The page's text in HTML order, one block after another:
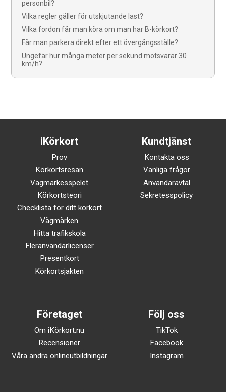
personbil?
Vilka regler gäller för utskjutande last?
Vilka fordon får man köra om man har B-körkort?
Får man parkera direkt efter ett övergångsställe?
Ungefär hur många meter per sekund motsvarar 30
km/h?
iKörkort
Prov
Körkortsresan
Vägmärkesspelet
Körkortsteori
Checklista för ditt körkort
Vägmärken
Hitta trafikskola
Fleranvändarlicenser
Presentkort
Körkortsjakten
Kundtjänst
Kontakta oss
Vanliga frågor
Användaravtal
Sekretesspolicy
Företaget
Om iKörkort.nu
Recensioner
Våra andra onlineutbildningar
Följ oss
TikTok
Facebook
Instagram